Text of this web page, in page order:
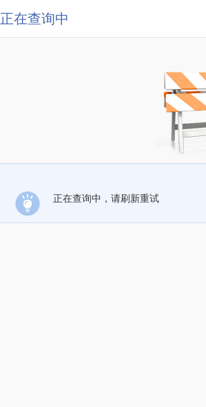
正在查询中
正在查询中，请刷新重试